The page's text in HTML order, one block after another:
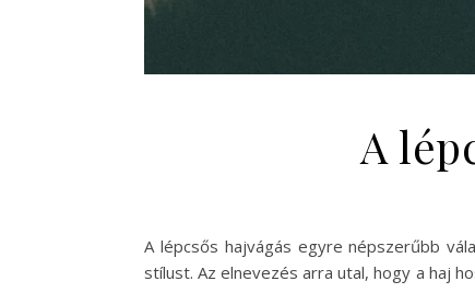
A
A lépcsős hajvágás egyre népszerűbb
stílust. Az elnevezés arra utal, hogy a haj